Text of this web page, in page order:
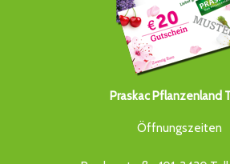
Praskac Pflanzenland
Öffnungszeiten